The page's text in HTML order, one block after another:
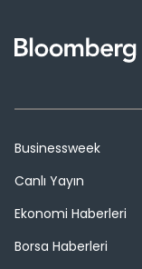
Businessweek
Canlı Yayın
Ekonomi Haberleri
Borsa Haberleri